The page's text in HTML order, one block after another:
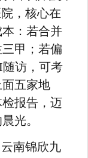
，核心在
：若合并
甲；若偏
访，可考
五家地
报告，迈
光。
南锦欣九